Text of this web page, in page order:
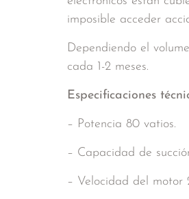
imposible acceder
Dependiendo el
cada 1-2 meses.
Especificaciones
– Potencia 80 vatios.
– Capacidad de
– Velocidad del motor